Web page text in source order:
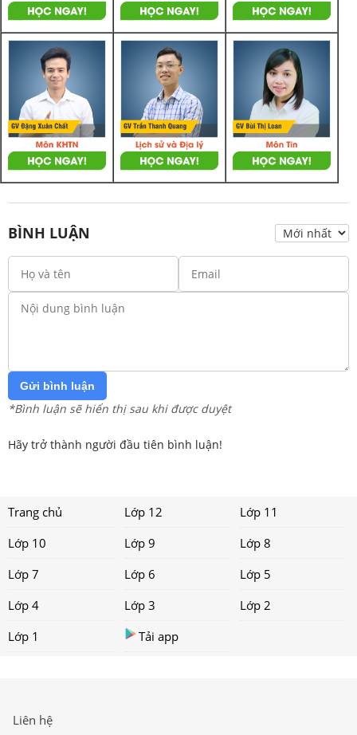
BÌNH LUẬN
Gửi bình luận
*Bình luận sẽ hiển thị sau khi được duyệt
Hãy trở thành người đầu tiên bình luận!
Trang chủ Lớp 12
Lớp 11
Lớp 10
Lớp 9
Lớp 8
Lớp 7
Lớp 6
Lớp 5
Lớp 4
Lớp 3
Lớp 2
Lớp 1
Tải app
Liên hệ